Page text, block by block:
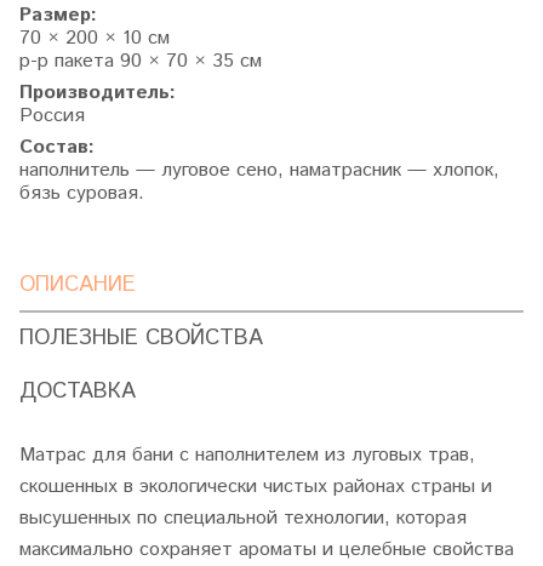
Размер:
70 × 200 × 10 см
р-р пакета 90 × 70 × 35 см
Производитель:
Россия
Состав:
наполнитель — луговое сено, наматрасник — хлопок,
бязь суровая.
ОПИСАНИЕ
ПОЛЕЗНЫЕ СВОЙСТВА
ДОСТАВКА
Матрас для бани с наполнителем из луговых трав,
скошенных в экологически чистых районах страны и
высушенных по специальной технологии, которая
максимально сохраняет ароматы и целебные свойства